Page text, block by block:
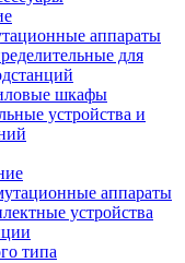
аппараты
для
шкафы
устройства и
аппараты
устройства
типа